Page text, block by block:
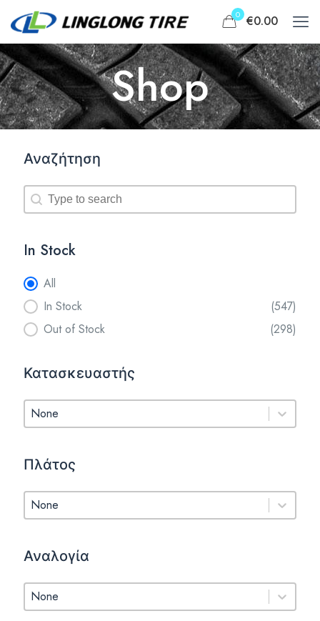
0 €0.00
Shop
Αναζήτηση
Αναζήτηση
Αναζήτηση
In Stock
In Stock
All
In Stock
(547)
Out of Stock
(298)
Κατασκευαστής
Κατασκευαστής
Κατασκευαστής
Πλάτος
Πλάτος
Πλάτος
Αναλογία
Αναλογία
Αναλογία